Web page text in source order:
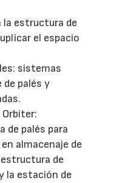
estructura de
el espacio
sistemas
de palés y
de palés para
almacenaje de
de
la estación de